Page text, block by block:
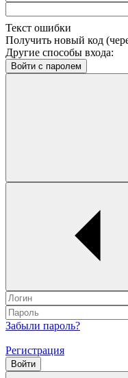
Текст ошибки
Получить новый код
Другие способы входа:
Войти с паролем
Забыли пароль?
Регистрация
Войти